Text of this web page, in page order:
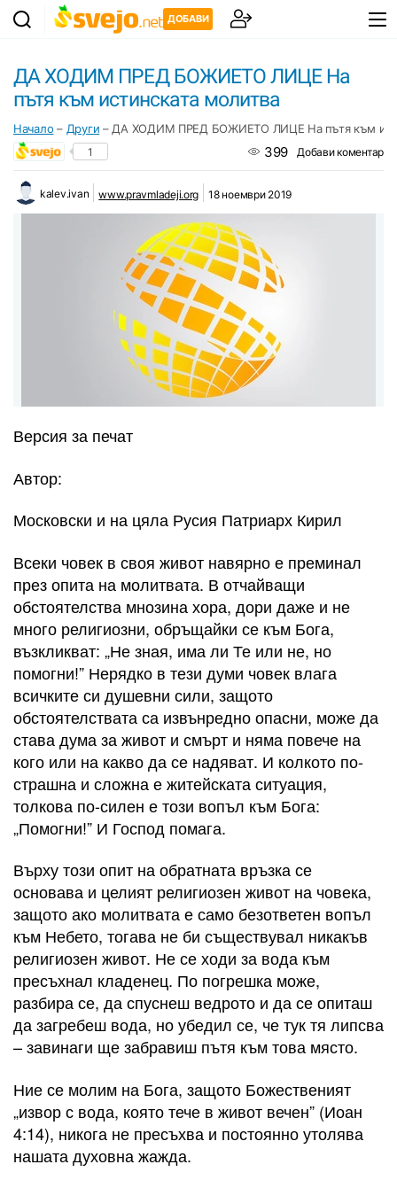
ДОБАВИ
ДА ХОДИМ ПРЕД БОЖИЕТО ЛИЦЕ На
пътя към истинската молитва
Начало – Други – ДА ХОДИМ ПРЕД БОЖИЕТО ЛИЦЕ На пътя към
1 399 Добави коментар
kalev.ivan www.pravmladeji.org 18 ноември 2019
Версия за печат
Автор:
Московски и на цяла Русия Патриарх Кирил
Всеки човек в своя живот навярно е преминал
през опита на молитвата. В отчайващи
обстоятелства мнозина хора, дори даже и не
много религиозни, обръщайки се към Бога,
възкликват: „Не зная, има ли Те или не, но
помогни!” Нерядко в тези думи човек влага
всичките си душевни сили, защото
обстоятелствата са извънредно опасни, може да
става дума за живот и смърт и няма повече на
кого или на какво да се надяват. И колкото по-
страшна и сложна е житейската ситуация,
толкова по-силен е този вопъл към Бога:
„Помогни!” И Господ помага.
Върху този опит на обратната връзка се
основава и целият религиозен живот на човека,
защото ако молитвата е само безответен вопъл
към Небето, тогава не би съществувал никакъв
религиозен живот. Не се ходи за вода към
пресъхнал кладенец. По погрешка може,
разбира се, да спуснеш ведрото и да се опиташ
да загребеш вода, но убедил се, че тук тя липсва
– завинаги ще забравиш пътя към това място.
Ние се молим на Бога, защото Божественият
„извор с вода, която тече в живот вечен” (Иоан
4:14), никога не пресъхва и постоянно утолява
нашата духовна жажда.